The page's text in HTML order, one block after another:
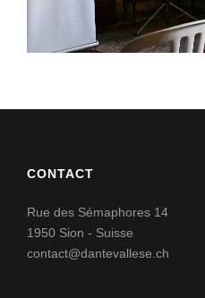
CONTACT
Rue des Sémaphores 14
1950 Sion - Suisse
contact@dantevallese.ch